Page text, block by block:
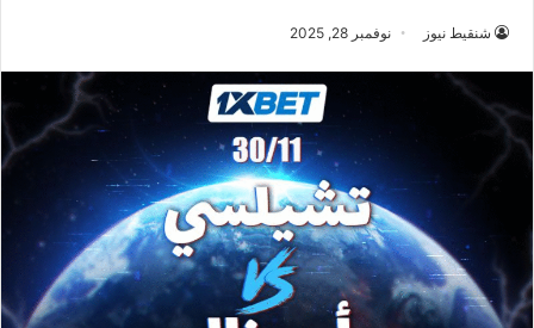
شنقيط نيوز نوفمبر 28, 2025